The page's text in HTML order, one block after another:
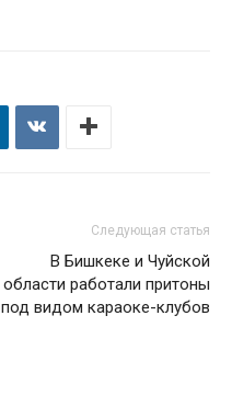
Следующая статья
В Бишкеке и Чуйской
области работали притоны
под видом караоке-клубов